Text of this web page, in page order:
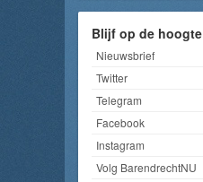
Blijf op de hoogte
Nieuwsbrief
Twitter
Telegram
Facebook
Instagram
Volg BarendrechtNU